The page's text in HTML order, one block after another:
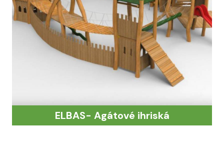
ELBAS- Agátové ihriská